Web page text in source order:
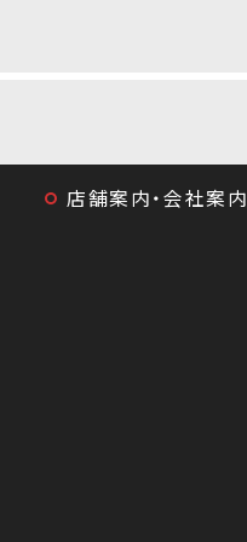
店舗案内・会社案内